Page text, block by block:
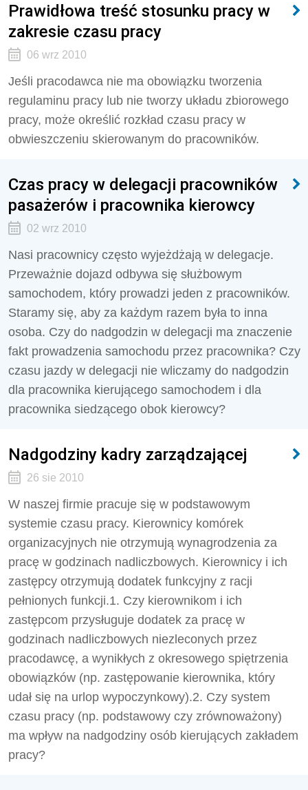
Prawidłowa treść stosunku pracy w
zakresie czasu pracy
06 wrz 2010
Jeśli pracodawca nie ma obowiązku tworzenia
regulaminu pracy lub nie tworzy układu zbiorowego
pracy, może określić rozkład czasu pracy w
obwieszczeniu skierowanym do pracowników.
Czas pracy w delegacji pracowników
pasażerów i pracownika kierowcy
02 wrz 2010
Nasi pracownicy często wyjeżdżają w delegacje.
Przeważnie dojazd odbywa się służbowym
samochodem, który prowadzi jeden z pracowników.
Staramy się, aby za każdym razem była to inna
osoba. Czy do nadgodzin w delegacji ma znaczenie
fakt prowadzenia samochodu przez pracownika? Czy
czasu jazdy w delegacji nie wliczamy do nadgodzin
dla pracownika kierującego samochodem i dla
pracownika siedzącego obok kierowcy?
Nadgodziny kadry zarządzającej
26 sie 2010
W naszej firmie pracuje się w podstawowym
systemie czasu pracy. Kierownicy komórek
organizacyjnych nie otrzymują wynagrodzenia za
pracę w godzinach nadliczbowych. Kierownicy i ich
zastępcy otrzymują dodatek funkcyjny z racji
pełnionych funkcji.1. Czy kierownikom i ich
zastępcom przysługuje dodatek za pracę w
godzinach nadliczbowych niezleconych przez
pracodawcę, a wynikłych z okresowego spiętrzenia
obowiązków (np. zastępowanie kierownika, który
udał się na urlop wypoczynkowy).2. Czy system
czasu pracy (np. podstawowy czy zrównoważony)
ma wpływ na nadgodziny osób kierujących zakładem
pracy?